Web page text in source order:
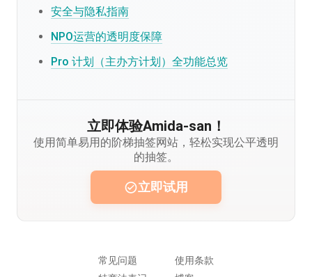
安全与隐私指南
NPO运营的透明度保障
Pro 计划（主办方计划）全功能总览
立即体验Amida-san！
使用简单易用的阶梯抽签网站，轻松实现公平透明
的抽签。
立即试用
常见问题
使用条款